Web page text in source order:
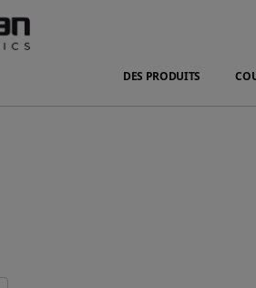
DES PRODUITS